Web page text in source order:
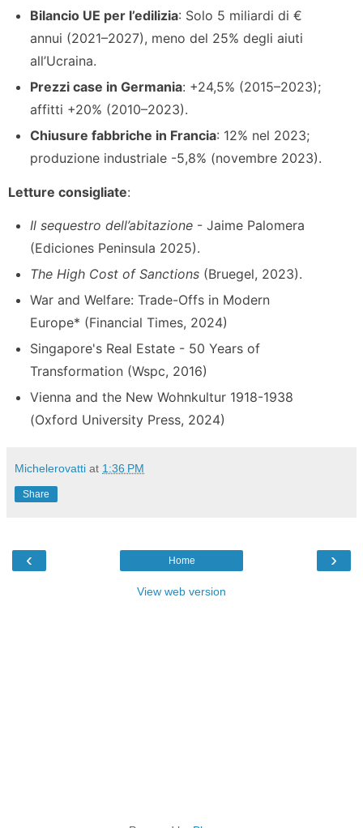
Bilancio UE per l’edilizia: Solo 5 miliardi di €
annui (2021–2027), meno del 25% degli aiuti
all’Ucraina.
Prezzi case in Germania: +24,5% (2015–2023);
affitti +20% (2010–2023).
Chiusure fabbriche in Francia: 12% nel 2023;
produzione industriale -5,8% (novembre 2023).
Letture consigliate:
Il sequestro dell’abitazione - Jaime Palomera
(Ediciones Peninsula 2025).
The High Cost of Sanctions (Bruegel, 2023).
War and Welfare: Trade-Offs in Modern
Europe* (Financial Times, 2024)
Singapore's Real Estate - 50 Years of
Transformation (Wspc, 2016)
Vienna and the New Wohnkultur 1918-1938
(Oxford University Press, 2024)
Michelerovatti at 1:36 PM
Share
‹ ›
Home
View web version